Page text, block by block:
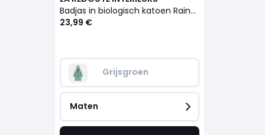
Badjas in biologisch katoen Rainette 400 g/m2
23,99 €
Grijsgroen
Maten